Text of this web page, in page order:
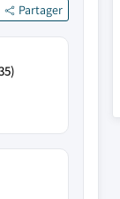
Partager